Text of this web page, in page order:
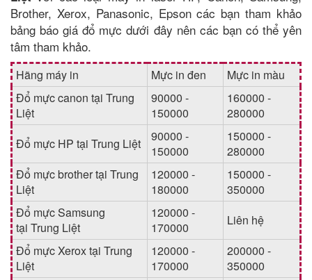
Brother, Xerox, Panasonic, Epson các bạn tham khảo
bảng báo giá đổ mực dưới đây nên các bạn có thể yên
tâm tham khảo.
Hãng máy in Mực in đen
Mực in màu
Đổ mực canon tại Trung
Liệt
90000 -
150000
160000 -
280000
Đổ mực HP tại Trung Liệt
90000 -
150000
150000 -
280000
Đổ mực brother tại Trung
Liệt
120000 -
180000
150000 -
350000
Đổ mực Samsung
tại Trung Liệt
120000 -
170000
Liên hệ
Đổ mực Xerox tại Trung
Liệt
120000 -
170000
200000 -
350000